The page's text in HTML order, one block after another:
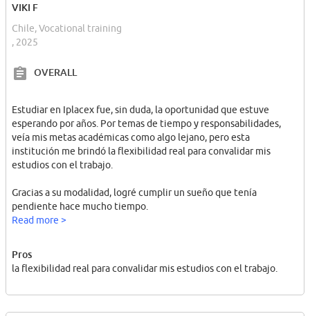
VIKI F
Chile, Vocational training
, 2025
OVERALL
Estudiar en Iplacex fue, sin duda, la oportunidad que estuve
esperando por años. Por temas de tiempo y responsabilidades,
veía mis metas académicas como algo lejano, pero esta
institución me brindó la flexibilidad real para convalidar mis
estudios con el trabajo.
Gracias a su modalidad, logré cumplir un sueño que tenía
pendiente hace mucho tiempo.
​Además, a pesar de estudiar a distancia, tuve la oportunidad de
experiencia mucho más gratificante. Estoy muy feliz de haber
dado este paso aquí y de haber convertido este proyecto en una
Read more >
Pros
la flexibilidad real para convalidar mis estudios con el trabajo.